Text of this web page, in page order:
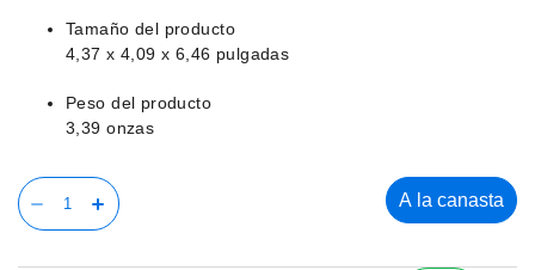
Tamaño del producto
4,37 x 4,09 x 6,46 pulgadas
Peso del producto
3,39 onzas
A la canasta